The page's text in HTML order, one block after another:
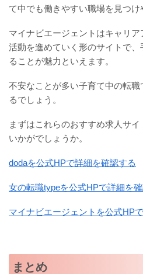
て中でも働きやすい職場を見つけ
マイナビエージェントはキャリ
活動を進めていく形のサイトで
ることが魅力といえます。
不安なことが多い子育て中の転
るでしょう。
まずはこれらのおすすめ求人サ
いかがでしょうか。
dodaを公式HPで詳細を確認する
女の転職typeを公式HPで詳細を
マイナビエージェントを公式HP
まとめ